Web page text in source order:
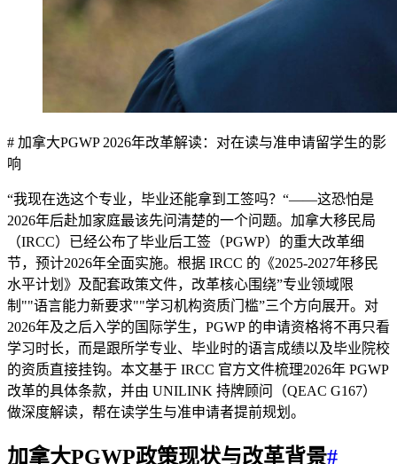
# 加拿大PGWP 2026年改革解读：对在读与准申请留学生的影
响
“我现在选这个专业，毕业还能拿到工签吗？“——这恐怕是
2026年后赴加家庭最该先问清楚的一个问题。加拿大移民局
（IRCC）已经公布了毕业后工签（PGWP）的重大改革细
节，预计2026年全面实施。根据 IRCC 的《2025-2027年移民
水平计划》及配套政策文件，改革核心围绕”专业领域限
制""语言能力新要求""学习机构资质门槛”三个方向展开。对
2026年及之后入学的国际学生，PGWP 的申请资格将不再只看
学习时长，而是跟所学专业、毕业时的语言成绩以及毕业院校
的资质直接挂钩。本文基于 IRCC 官方文件梳理2026年 PGWP
改革的具体条款，并由 UNILINK 持牌顾问（QEAC G167）
做深度解读，帮在读学生与准申请者提前规划。
加拿大PGWP政策现状与改革背景#